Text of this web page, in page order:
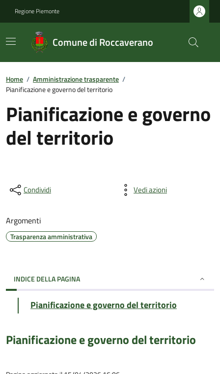
Regione Piemonte
Comune di Roccaverano
Home / Amministrazione trasparente /
Pianificazione e governo del territorio
Pianificazione e governo
del territorio
Condividi Vedi azioni
Argomenti
Trasparenza amministrativa
INDICE DELLA PAGINA
Pianificazione e governo del territorio
Pianificazione e governo del territorio